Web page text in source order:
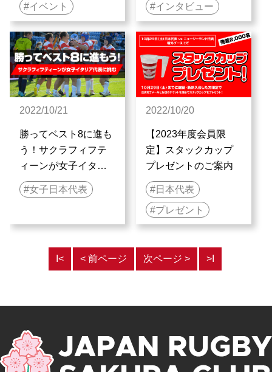
タートーク
イベント
インタビュー
2022/10/21
勝ってベスト8に進も
う！サクラフィフテ
ィーンが女子イタリ
ア代表に挑む
女子日本代表
2022/10/20
【2023年度会員限
定】スタックカップ
プレゼントのご案内
日本代表
プレゼント
Ι< < 前ページ 次ページ > >Ι